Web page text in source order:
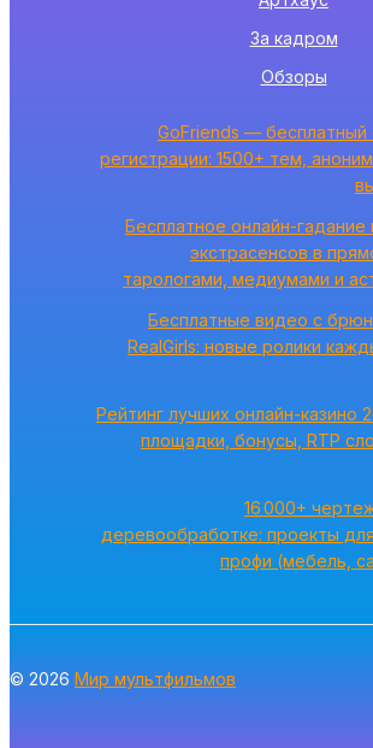
За кадром
Обзоры
GoFriends — бесплатный
регистрации: 1500+ тем,
Бесплатное онлайн-гадание
экстрасенсов в
тарологами, медиумами и
Бесплатные видео с
RealGirls: новые ролики
Рейтинг лучших онлайн-казино
площадки, бонусы, RTP
16 000+
деревообработке: проекты
профи (мебель,
© 2026 Мир мультфильмов